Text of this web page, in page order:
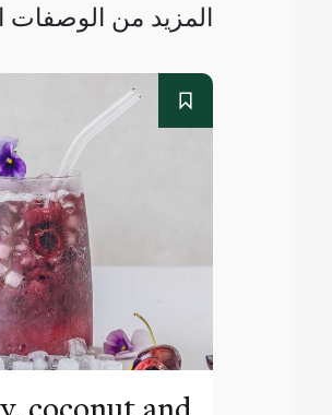
المزيد من الوصفات